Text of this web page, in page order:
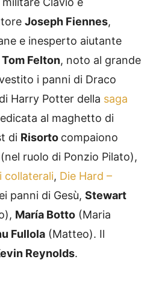
Joseph Fiennes,
e inesperto aiutante
Tom Felton, noto al grande
i panni di Draco
Harry Potter della saga
al maghetto di
di Risorto compaiono
(nel ruolo di Ponzio Pilato),
collaterali, Die Hard –
panni di Gesù, Stewart
María Botto (Maria
Fullola (Matteo). Il
Reynolds.